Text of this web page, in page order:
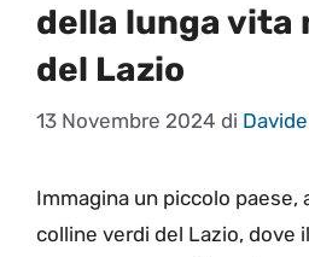
della lunga vita
del Lazio
13 Novembre 2024 di Davide
Immagina un piccolo paese,
colline verdi del Lazio, dove